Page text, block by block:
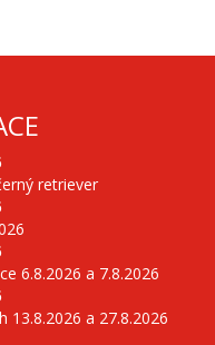
retriever
6.8.2026 a 7.8.2026
13.8.2026 a 27.8.2026